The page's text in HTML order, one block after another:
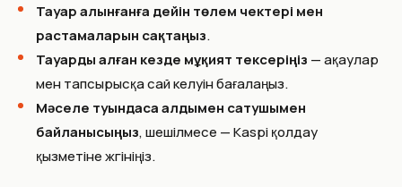
Тауар алынғанға дейін төлем чектері мен
растамаларын сақтаңыз.
Тауарды алған кезде мұқият тексеріңіз — ақаулар
мен тапсырысқа сай келуін бағалаңыз.
Мәселе туындаса алдымен сатушымен
байланысыңыз, шешілмесе — Kaspi қолдау
қызметіне жүгініңіз.